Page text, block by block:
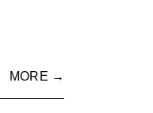
MORE →